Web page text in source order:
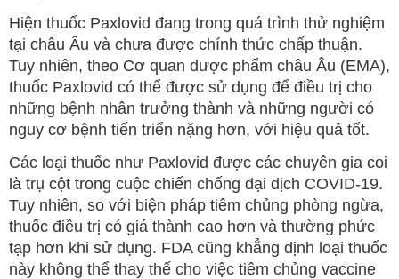
Hiện thuốc Paxlovid đang trong quá trình thử nghiệm
tại châu Âu và chưa được chính thức chấp thuận.
Tuy nhiên, theo Cơ quan dược phẩm châu Âu (EMA),
thuốc Paxlovid có thể được sử dụng để điều trị cho
những bệnh nhân trưởng thành và những người có
nguy cơ bệnh tiến triển nặng hơn, với hiệu quả tốt.
Các loại thuốc như Paxlovid được các chuyên gia coi
là trụ cột trong cuộc chiến chống đại dịch COVID-19.
Tuy nhiên, so với biện pháp tiêm chủng phòng ngừa,
thuốc điều trị có giá thành cao hơn và thường phức
tạp hơn khi sử dụng. FDA cũng khẳng định loại thuốc
này không thể thay thế cho việc tiêm chủng vaccine